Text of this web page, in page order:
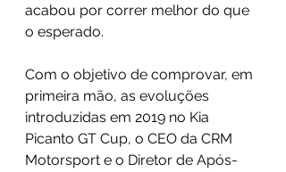
acabou por correr melhor do que
o esperado.
Com o objetivo de comprovar, em
primeira mão, as evoluções
introduzidas em 2019 no Kia
Picanto GT Cup, o CEO da CRM
Motorsport e o Diretor de Após-